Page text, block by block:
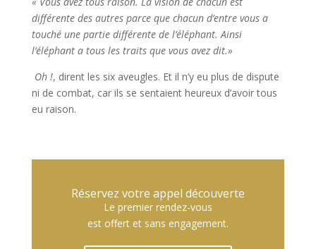
différente des autres parce que chacun d’entre vous a
touché une partie différente de l’éléphant. Ainsi
l’éléphant a tous les traits que vous avez dit.»
Oh !, dirent les six aveugles. Et il n’y eu plus de dispute
ni de combat, car ils se sentaient heureux d’avoir tous
eu raison.
Réservez votre appel découverte
Le premier rendez-vous
est offert et sans engagement.